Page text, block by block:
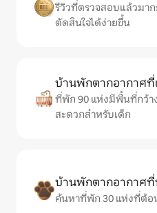
รีวิวที่ตรวจสอบแล้วมาก
ตัดสินใจได้ง่ายขึ้น
บ้านพักตากอากาศที่
ที่พัก 90 แห่งมีพื้นที่กว้า
สะดวกสำหรับเด็ก
บ้านพักตากอากาศที่
ค้นหาที่พัก 30 แห่งที่ต้อ